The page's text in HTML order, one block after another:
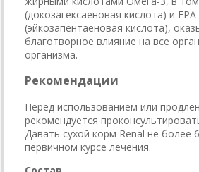
(докозагексаеновая кислота) и EPA
(эйкозапентаеновая кислота),
благотворное влияние на все
организма.
Рекомендации
Перед использованием или
рекомендуется
Давать сухой корм Renal не более
первичном курсе лечения.